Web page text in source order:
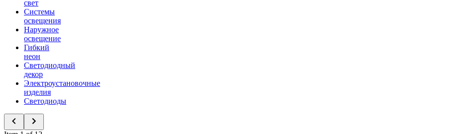
свет
Системы
освещения
Наружное
освещение
Гибкий
неон
Светодиодный
декор
Электроустановочные
изделия
Светодиоды